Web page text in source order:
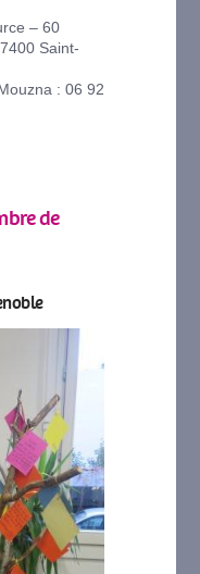
– 60
Saint-
: 06 92
de